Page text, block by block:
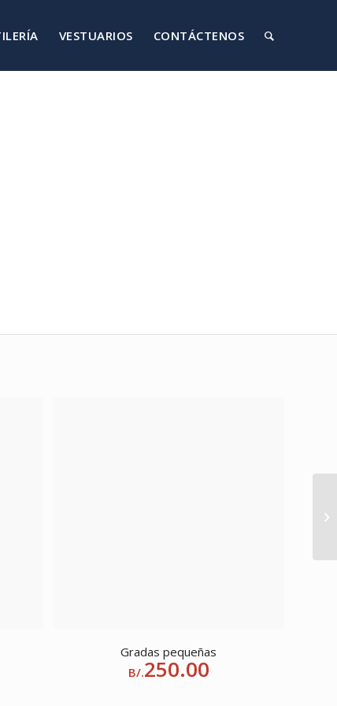
VESTUARIOS CONTÁCTENOS
Gradas pequeñas
B/.250.00